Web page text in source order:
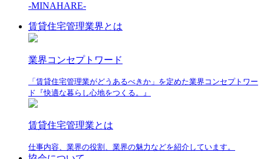
-MINAHARE-
賃貸住宅管理業界とは
業界コンセプトワード
「賃貸住宅管理業がどうあるべきか」を定めた業界コンセプトワー
ド『快適な暮らし心地をつくる。』
賃貸住宅管理業とは
仕事内容、業界の役割、業界の魅力などを紹介しています。